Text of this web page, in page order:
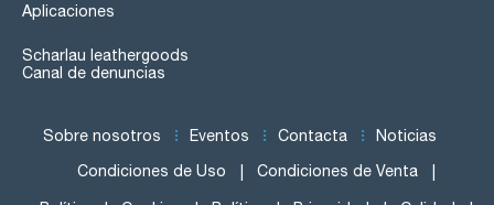
Aplicaciones
Scharlau leathergoods
Canal de denuncias
Sobre nosotros Eventos Contacta Noticias
Condiciones de Uso Condiciones de Venta